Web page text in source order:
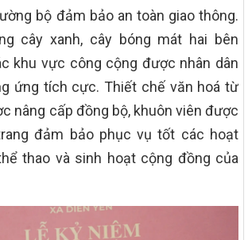
bộ đảm bảo an toàn giao thông.
cây xanh, cây bóng mát hai bên
khu vực công cộng được nhân dân
ứng tích cực. Thiết chế văn hoá từ
nâng cấp đồng bộ, khuôn viên được
đảm bảo phục vụ tốt các hoạt
thao và sinh hoạt cộng đồng của